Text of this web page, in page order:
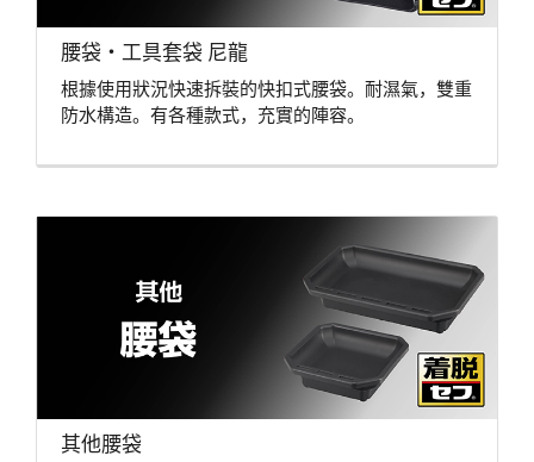
腰袋・工具套袋 尼龍
根據使用狀況快速拆裝的快扣式腰袋。耐濕氣，雙重
防水構造。有各種款式，充實的陣容。
其他腰袋